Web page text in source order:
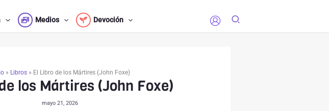
Medios Devoción
» Libros » El Libro de los Mártires (John Foxe)
los Mártires (John Foxe)
mayo 21, 2026